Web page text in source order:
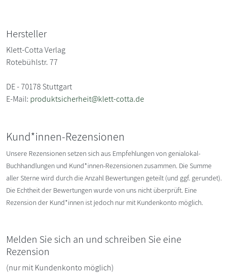
Hersteller
Klett-Cotta Verlag
Rotebühlstr. 77
DE - 70178 Stuttgart
E-Mail: produktsicherheit@klett-cotta.de
Kund*innen-Rezensionen
Unsere Rezensionen setzen sich aus Empfehlungen von genialokal-
Buchhandlungen und Kund*innen-Rezensionen zusammen. Die Summe
aller Sterne wird durch die Anzahl Bewertungen geteilt (und ggf. gerundet).
Die Echtheit der Bewertungen wurde von uns nicht überprüft. Eine
Rezension der Kund*innen ist jedoch nur mit Kundenkonto möglich.
Melden Sie sich an und schreiben Sie eine
Rezension
(nur mit Kundenkonto möglich)